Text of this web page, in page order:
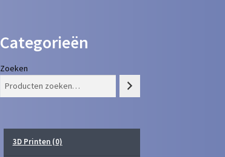
Categorieën
Zoeken
3D Printen (0)